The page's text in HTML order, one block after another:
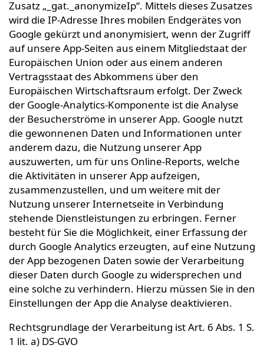
Zusatz „_gat._anonymizeIp“. Mittels dieses Zusatzes
wird die IP-Adresse Ihres mobilen Endgerätes von
Google gekürzt und anonymisiert, wenn der Zugriff
auf unsere App-Seiten aus einem Mitgliedstaat der
Europäischen Union oder aus einem anderen
Vertragsstaat des Abkommens über den
Europäischen Wirtschaftsraum erfolgt. Der Zweck
der Google-Analytics-Komponente ist die Analyse
der Besucherströme in unserer App. Google nutzt
die gewonnenen Daten und Informationen unter
anderem dazu, die Nutzung unserer App
auszuwerten, um für uns Online-Reports, welche
die Aktivitäten in unserer App aufzeigen,
zusammenzustellen, und um weitere mit der
Nutzung unserer Internetseite in Verbindung
stehende Dienstleistungen zu erbringen. Ferner
besteht für Sie die Möglichkeit, einer Erfassung der
durch Google Analytics erzeugten, auf eine Nutzung
der App bezogenen Daten sowie der Verarbeitung
dieser Daten durch Google zu widersprechen und
eine solche zu verhindern. Hierzu müssen Sie in den
Einstellungen der App die Analyse deaktivieren.
Rechtsgrundlage der Verarbeitung ist Art. 6 Abs. 1 S.
1 lit. a) DS-GVO